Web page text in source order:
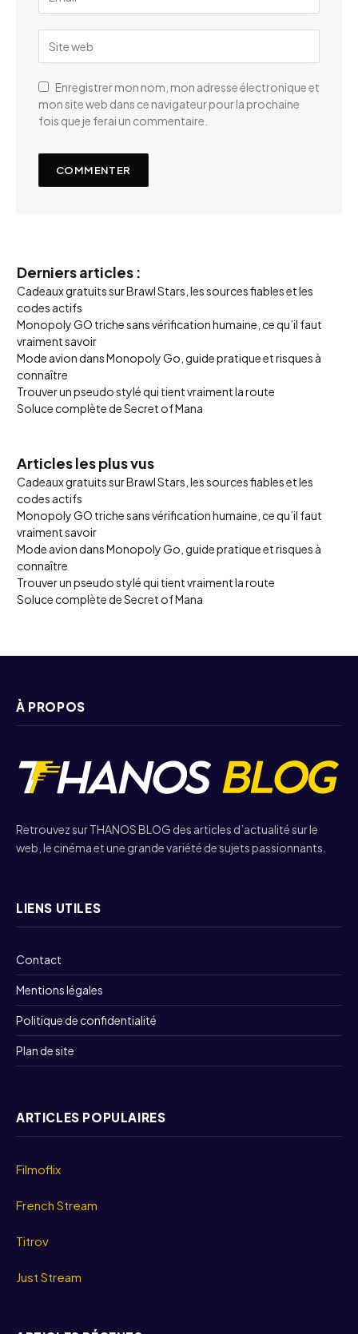
Enregistrer mon nom, mon adresse électronique et
mon site web dans ce navigateur pour la prochaine
fois que je ferai un commentaire.
Derniers articles :
Cadeaux gratuits sur Brawl Stars, les sources fiables et les
codes actifs
Monopoly GO triche sans vérification humaine, ce qu’il faut
vraiment savoir
Mode avion dans Monopoly Go, guide pratique et risques à
connaître
Trouver un pseudo stylé qui tient vraiment la route
Soluce complète de Secret of Mana
Articles les plus vus
Cadeaux gratuits sur Brawl Stars, les sources fiables et les
codes actifs
Monopoly GO triche sans vérification humaine, ce qu’il faut
vraiment savoir
Mode avion dans Monopoly Go, guide pratique et risques à
connaître
Trouver un pseudo stylé qui tient vraiment la route
Soluce complète de Secret of Mana
À PROPOS
Retrouvez sur THANOS BLOG des articles d’actualité sur le
web, le cinéma et une grande variété de sujets passionnants.
LIENS UTILES
Contact
Mentions légales
Politique de confidentialité
Plan de site
ARTICLES POPULAIRES
Filmoflix
French Stream
Titrov
Just Stream